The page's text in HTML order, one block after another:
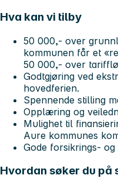
Hva kan vi tilby
50 000,- over
kommunen får et
50 000,- over
Godtgjøring ved
hovedferien.
Spennende stilling
Opplæring og
Mulighet til
Aure kommunes
Gode forsikrings-
Hvordan søker du på